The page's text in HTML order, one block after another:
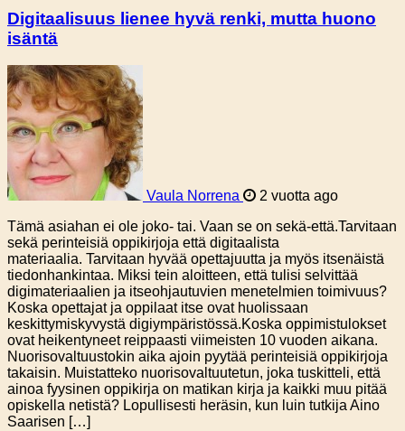
Digitaalisuus lienee hyvä renki, mutta huono
isäntä
Vaula Norrena
2 vuotta ago
Tämä asiahan ei ole joko- tai. Vaan se on sekä-että.Tarvitaan
sekä perinteisiä oppikirjoja että digitaalista
materiaalia. Tarvitaan hyvää opettajuutta ja myös itsenäistä
tiedonhankintaa. Miksi tein aloitteen, että tulisi selvittää
digimateriaalien ja itseohjautuvien menetelmien toimivuus?
Koska opettajat ja oppilaat itse ovat huolissaan
keskittymiskyvystä digiympäristössä.Koska oppimistulokset
ovat heikentyneet reippaasti viimeisten 10 vuoden aikana.
Nuorisovaltuustokin aika ajoin pyytää perinteisiä oppikirjoja
takaisin. Muistatteko nuorisovaltuutetun, joka tuskitteli, että
ainoa fyysinen oppikirja on matikan kirja ja kaikki muu pitää
opiskella netistä? Lopullisesti heräsin, kun luin tutkija Aino
Saarisen […]